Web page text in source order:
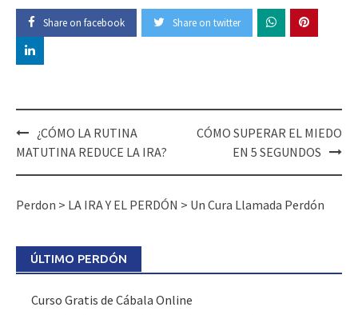
Share on facebook Share on twitter
¿CÓMO LA RUTINA
MATUTINA REDUCE LA IRA?
CÓMO SUPERAR EL MIEDO
EN 5 SEGUNDOS
Perdon > LA IRA Y EL PERDÓN > Un Cura Llamada Perdón
ÚLTIMO PERDÓN
Curso Gratis de Cábala Online